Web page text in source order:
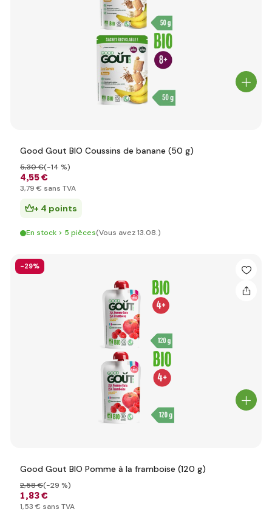
Good Gout BIO Coussins de banane (50 g)
4,55 €
5,30 €(-14 %)
3,79 € sans TVA
+ 4 points
En stock > 5 pièces(Vous avez 13.08.)
-29%
Good Gout BIO Pomme à la framboise (120 g)
1,83 €
2,58 €(-29 %)
1,53 € sans TVA